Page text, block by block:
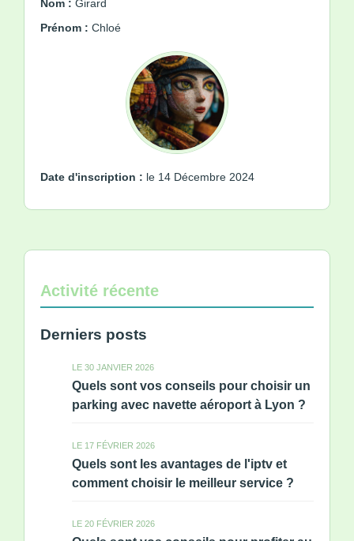
Nom : Girard
Prénom : Chloé
Date d'inscription : le 14 Décembre 2024
Activité récente
Derniers posts
LE 30 JANVIER 2026
Quels sont vos conseils pour choisir un
parking avec navette aéroport à Lyon ?
LE 17 FÉVRIER 2026
Quels sont les avantages de l'iptv et
comment choisir le meilleur service ?
LE 20 FÉVRIER 2026